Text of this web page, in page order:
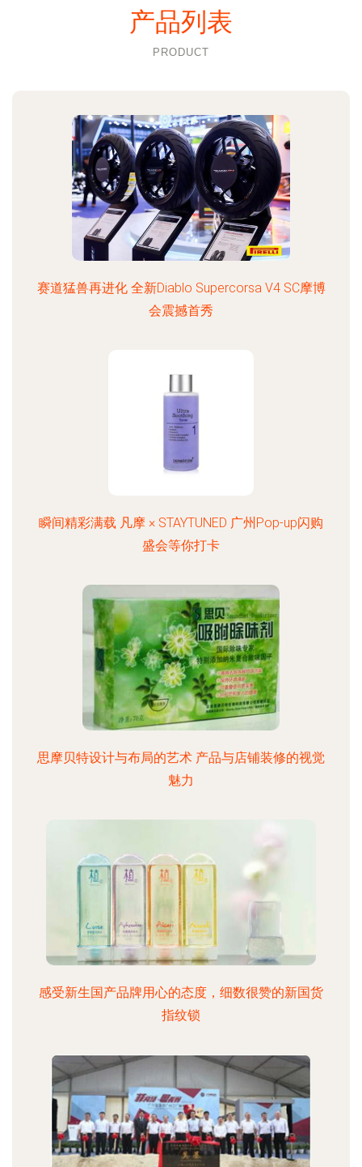
产品列表
PRODUCT
赛道猛兽再进化 全新Diablo Supercorsa V4 SC摩博
会震撼首秀
瞬间精彩满载 凡摩 × STAYTUNED 广州Pop-up闪购
盛会等你打卡
思摩贝特设计与布局的艺术 产品与店铺装修的视觉
魅力
感受新生国产品牌用心的态度，细数很赞的新国货
指纹锁